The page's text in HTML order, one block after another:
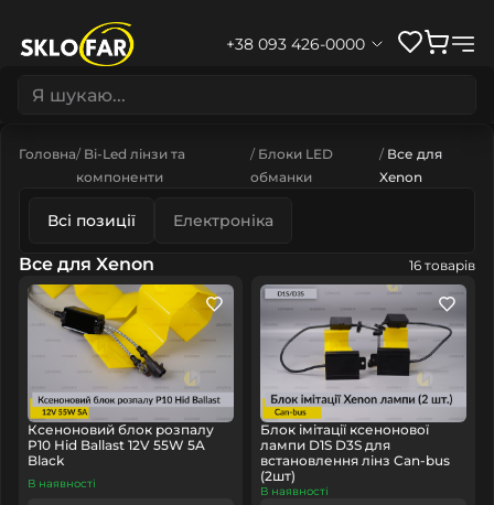
+38 093 426-0000
Головна Bi-Led лінзи та
компоненти
Блоки LED
обманки
Все для
Xenon
Всі позиції Електроніка
Все для Xenon 16 товарів
Ксеноновий блок розпалу
P10 Hid Ballast 12V 55W 5A
Black
В наявності
Блок імітації ксенонової
лампи D1S D3S для
встановлення лінз Can-bus
(2шт)
В наявності